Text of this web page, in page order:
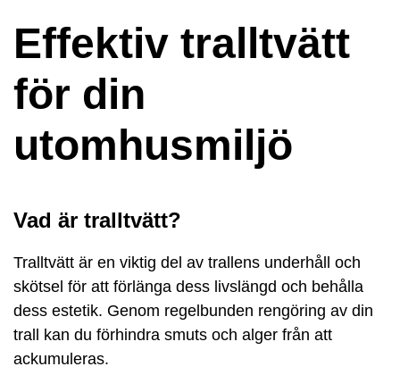
Effektiv tralltvätt
för din
utomhusmiljö
Vad är tralltvätt?
Tralltvätt är en viktig del av trallens underhåll och
skötsel för att förlänga dess livslängd och behålla
dess estetik. Genom regelbunden rengöring av din
trall kan du förhindra smuts och alger från att
ackumuleras.